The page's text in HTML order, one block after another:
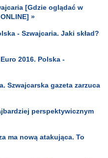
[Gdzie oglądać w
»
- Szwajcaria. Jaki skład?
2016. Polska -
Szwajcarska gazeta zarzuca
perspektywicznym
ma nową atakująca. To